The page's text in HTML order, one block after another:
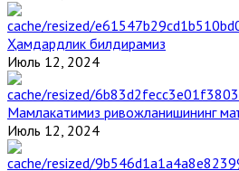
Ҳамдардлик билдирамиз
Июль 12, 2024
Мамлакатимиз ривожланишининг
Июль 12, 2024